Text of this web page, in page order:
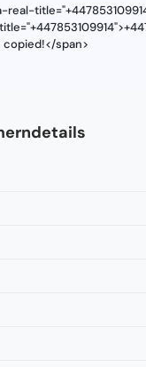
copied!</span>